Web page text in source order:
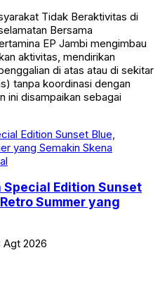
Tidak Beraktivitas di
Bersama
EP Jambi mengimbau
aktivitas, mendirikan
di atas atau di sekitar
tanpa koordinasi dengan
ini disampaikan sebagai
Special Edition Sunset
Summer yang
2026